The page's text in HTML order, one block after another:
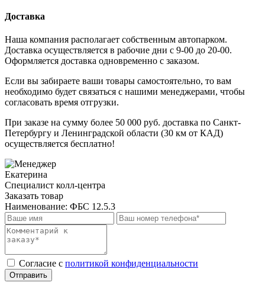
Доставка
Наша компания располагает собственным автопарком.
Доставка осуществляется в рабочие дни с 9-00 до 20-00.
Оформляется доставка одновременно с заказом.
Если вы забираете ваши товары самостоятельно, то вам
необходимо будет связаться с нашими менеджерами, чтобы
согласовать время отгрузки.
При заказе на сумму более 50 000 руб. доставка по Санкт-
Петербургу и Ленинградской области (30 км от КАД)
осуществляется бесплатно!
Екатерина
Специалист колл-центра
Заказать товар
Наименование: ФБС 12.5.3
Cогласие с политикой конфиденциальности
Отправить